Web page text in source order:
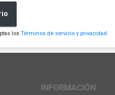
losTérminos de servicio y privacidad
INFORMACIÓN